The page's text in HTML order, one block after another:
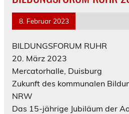
8. Februar 2023
BILDUNGSFORUM RUHR
20. März 2023
Mercatorhalle, Duisburg
Zukunft des kommunalen
NRW
Das 15-jährige Jubiläum der